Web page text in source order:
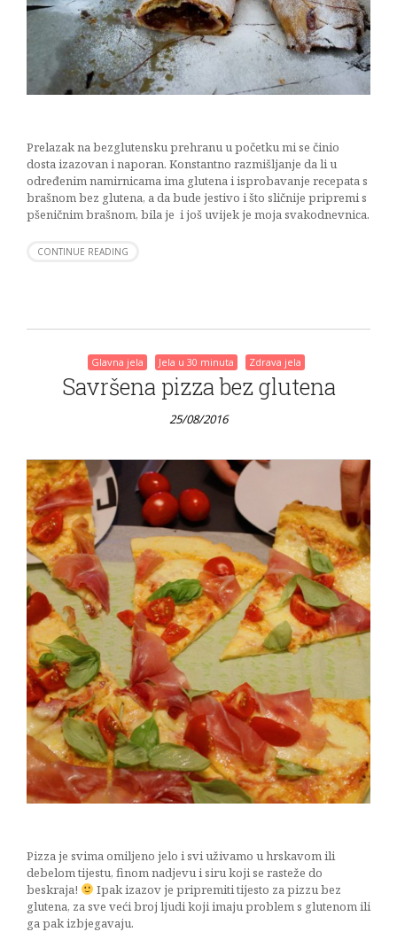
Prelazak na bezglutensku prehranu u početku mi se činio
dosta izazovan i naporan. Konstantno razmišljanje da li u
određenim namirnicama ima glutena i isprobavanje recepata s
brašnom bez glutena, a da bude jestivo i što sličnije pripremi s
pšeničnim brašnom, bila je i još uvijek je moja svakodnevnica.
CONTINUE READING
Glavna jela Jela u 30 minuta Zdrava jela
Savršena pizza bez glutena
25/08/2016
Pizza je svima omiljeno jelo i svi uživamo u hrskavom ili
debelom tijestu, finom nadjevu i siru koji se rasteže do
beskraja!
Ipak izazov je pripremiti tijesto za pizzu bez
glutena, za sve veći broj ljudi koji imaju problem s glutenom ili
ga pak izbjegavaju.